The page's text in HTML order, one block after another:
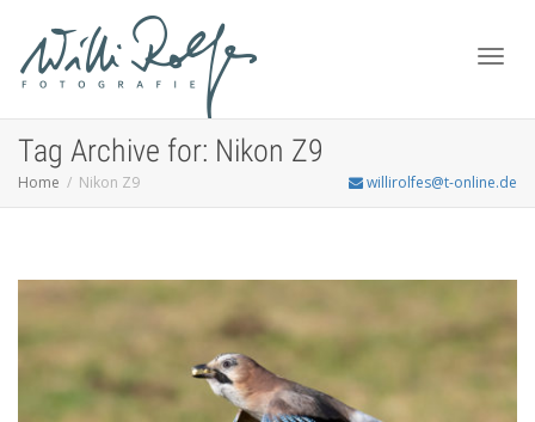
Tag Archive for: Nikon Z9
Home Nikon Z9 willirolfes@t-online.de